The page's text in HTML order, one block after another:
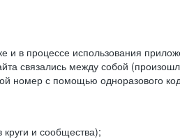
и в процессе использования
связались между собой
номер с помощью одноразового
и сообщества);